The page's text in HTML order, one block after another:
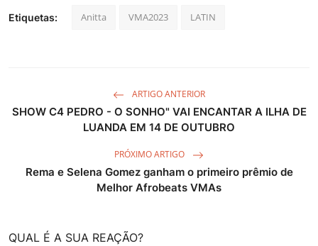
Etiquetas: Anitta VMA2023 LATIN
ARTIGO ANTERIOR
SHOW C4 PEDRO - O SONHO" VAI ENCANTAR A ILHA DE
LUANDA EM 14 DE OUTUBRO
PRÓXIMO ARTIGO
Rema e Selena Gomez ganham o primeiro prêmio de
Melhor Afrobeats VMAs
QUAL É A SUA REAÇÃO?